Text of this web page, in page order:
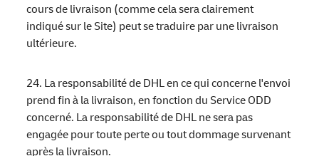
cours de livraison (comme cela sera clairement
indiqué sur le Site) peut se traduire par une livraison
ultérieure.
24. La responsabilité de DHL en ce qui concerne l'envoi
prend fin à la livraison, en fonction du Service ODD
concerné. La responsabilité de DHL ne sera pas
engagée pour toute perte ou tout dommage survenant
après la livraison.